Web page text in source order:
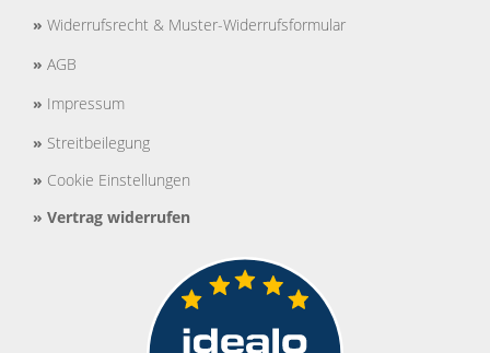
» Widerrufsrecht & Muster-Widerrufsformular
» AGB
» Impressum
» Streitbeilegung
» Cookie Einstellungen
» Vertrag widerrufen